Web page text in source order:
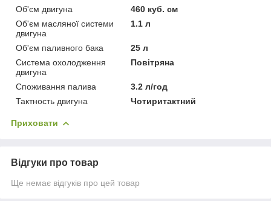
Об'єм двигуна
460 куб. см
Об'єм масляної системи
двигуна
1.1 л
Об'єм паливного бака
25 л
Система охолодження
двигуна
Повітряна
Споживання палива
3.2 л/год
Тактность двигуна
Чотиритактний
Приховати
Відгуки про товар
Ще немає відгуків про цей товар